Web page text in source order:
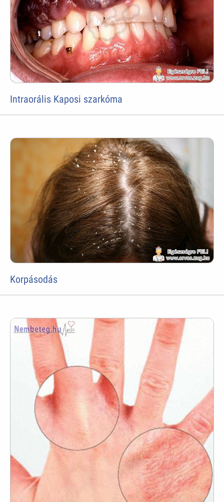
Intraorális Kaposi szarkóma
Korpásodás